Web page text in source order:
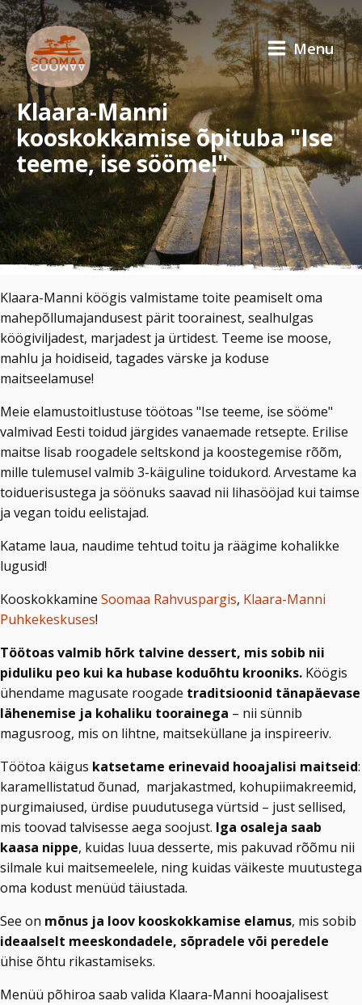
Menu
Klaara-Manni
kooskokkamise õpituba "Ise
teeme, ise sööme!"
Klaara-Manni köögis valmistame toite peamiselt oma
mahepõllumajandusest pärit toorainest, sealhulgas
köögiviljadest, marjadest ja ürtidest. Teeme ise moose,
mahlu ja hoidiseid, tagades värske ja koduse
maitseelamuse!
Meie elamustoitlustuse töötoas "Ise teeme, ise sööme"
valmivad Eesti toidud järgides vanaemade retsepte. Erilise
maitse lisab roogadele seltskond ja koostegemise rõõm,
mille tulemusel valmib 3-käiguline toidukord. Arvestame ka
toiduerisustega ja söönuks saavad nii lihasööjad kui taimse
ja vegan toidu eelistajad.
Katame laua, naudime tehtud toitu ja räägime kohalikke
lugusid!
Kooskokkamine Soomaa Rahvuspargis, Klaara-Manni
Puhkekeskuses!
Töötoas valmib hõrk talvine dessert, mis sobib nii
piduliku peo kui ka hubase koduõhtu krooniks. Köögis
ühendame magusate roogade traditsioonid tänapäevase
lähenemise ja kohaliku toorainega – nii sünnib
magusroog, mis on lihtne, maitseküllane ja inspireeriv.
Töötoa käigus katsetame erinevaid hooajalisi maitseid:
karamellistatud õunad, marjakastmed, kohupiimakreemid,
purgimaiused, ürdise puudutusega vürtsid – just sellised,
mis toovad talvisesse aega soojust. Iga osaleja saab
kaasa nippe, kuidas luua desserte, mis pakuvad rõõmu nii
silmale kui maitsemeelele, ning kuidas väikeste muutustega
oma kodust menüüd täiustada.
See on mõnus ja loov kooskokkamise elamus, mis sobib
ideaalselt meeskondadele, sõpradele või peredele
ühise õhtu rikastamiseks.
Menüü põhiroa saab valida Klaara-Manni hooajalisest